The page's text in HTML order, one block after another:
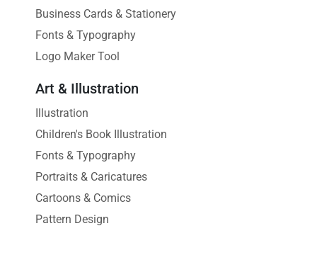
Business Cards & Stationery
Fonts & Typography
Logo Maker Tool
Art & Illustration
Illustration
Children's Book Illustration
Fonts & Typography
Portraits & Caricatures
Cartoons & Comics
Pattern Design